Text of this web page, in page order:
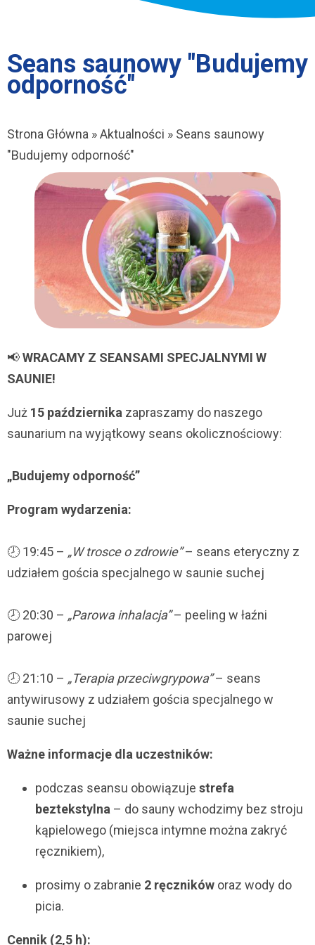
Seans saunowy "Budujemy
odporność"
Ścieżka
nawigacyjna
Strona Główna Aktualności
Seans saunowy
"Budujemy odporność"
📢WRACAMY Z SEANSAMI SPECJALNYMI W
SAUNIE!
Już 15 października zapraszamy do naszego
saunarium na wyjątkowy seans okolicznościowy:
„Budujemy odporność”
Program wydarzenia:
🕗 19:45 – „W trosce o zdrowie”– seans eteryczny z
udziałem gościa specjalnego w saunie suchej
🕗 20:30 – „Parowa inhalacja”– peeling w łaźni
parowej
🕗 21:10 – „Terapia przeciwgrypowa”– seans
antywirusowy z udziałem gościa specjalnego w
saunie suchej
Ważne informacje dla uczestników:
podczas seansu obowiązuje strefa
beztekstylna – do sauny wchodzimy bez stroju
kąpielowego (miejsca intymne można zakryć
ręcznikiem),
prosimy o zabranie 2 ręczników oraz wody do
picia.
Cennik (2,5 h):